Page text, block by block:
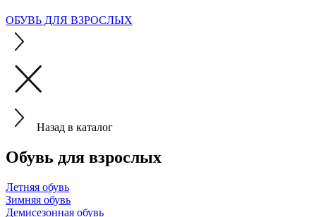
ОБУВЬ ДЛЯ ВЗРОСЛЫХ
Назад в каталог
Обувь для взрослых
Летняя обувь
Зимняя обувь
Демисезонная обувь